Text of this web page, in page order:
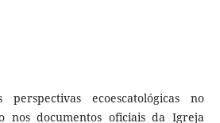
ecoescatológicas no
nos documentos oficiais da Igreja